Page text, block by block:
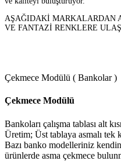
AŞAĞIDAKİ MARKALARDAN
VE FANTAZİ RENKLERE
Çekmece Modülü ( Bankolar )
Çekmece Modülü
Bankoları çalışma tablası alt
Üretim; Üst tablaya asmalı tek
Bazı banko modelleriniz
ürünlerde asma çekmece